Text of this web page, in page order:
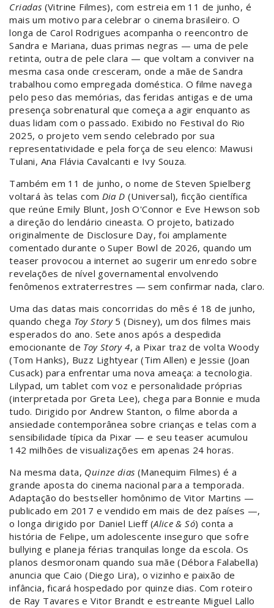
Criadas (Vitrine Filmes), com estreia em 11 de junho, é
mais um motivo para celebrar o cinema brasileiro. O
longa de Carol Rodrigues acompanha o reencontro de
Sandra e Mariana, duas primas negras — uma de pele
retinta, outra de pele clara — que voltam a conviver na
mesma casa onde cresceram, onde a mãe de Sandra
trabalhou como empregada doméstica. O filme navega
pelo peso das memórias, das feridas antigas e de uma
presença sobrenatural que começa a agir enquanto as
duas lidam com o passado. Exibido no Festival do Rio
2025, o projeto vem sendo celebrado por sua
representatividade e pela força de seu elenco: Mawusi
Tulani, Ana Flávia Cavalcanti e Ivy Souza.
Também em 11 de junho, o nome de Steven Spielberg
voltará às telas com Dia D(Universal), ficção científica
que reúne Emily Blunt, Josh O'Connor e Eve Hewson sob
a direção do lendário cineasta. O projeto, batizado
originalmente de Disclosure Day, foi amplamente
comentado durante o Super Bowl de 2026, quando um
teaser provocou a internet ao sugerir um enredo sobre
revelações de nível governamental envolvendo
fenômenos extraterrestres — sem confirmar nada, claro.
Uma das datas mais concorridas do mês é 18 de junho,
quando chega Toy Story 5 (Disney), um dos filmes mais
esperados do ano. Sete anos após a despedida
emocionante de Toy Story 4, a Pixar traz de volta Woody
(Tom Hanks), Buzz Lightyear (Tim Allen) e Jessie (Joan
Cusack) para enfrentar uma nova ameaça: a tecnologia.
Lilypad, um tablet com voz e personalidade próprias
(interpretada por Greta Lee), chega para Bonnie e muda
tudo. Dirigido por Andrew Stanton, o filme aborda a
ansiedade contemporânea sobre crianças e telas com a
sensibilidade típica da Pixar — e seu teaser acumulou
142 milhões de visualizações em apenas 24 horas.
Na mesma data, Quinze dias(Manequim Filmes) é a
grande aposta do cinema nacional para a temporada.
Adaptação do bestseller homônimo de Vitor Martins —
publicado em 2017 e vendido em mais de dez países —,
o longa dirigido por Daniel Lieff (Alice & Só) conta a
história de Felipe, um adolescente inseguro que sofre
bullying e planeja férias tranquilas longe da escola. Os
planos desmoronam quando sua mãe (Débora Falabella)
anuncia que Caio (Diego Lira), o vizinho e paixão de
infância, ficará hospedado por quinze dias. Com roteiro
de Ray Tavares e Vitor Brandt e estreante Miguel Lallo